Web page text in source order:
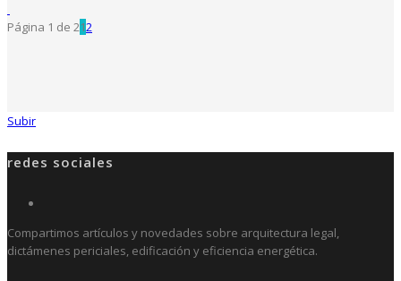
Página 1 de 212
Subir
redes sociales
Compartimos artículos y novedades sobre arquitectura legal,
dictámenes periciales, edificación y eficiencia energética.